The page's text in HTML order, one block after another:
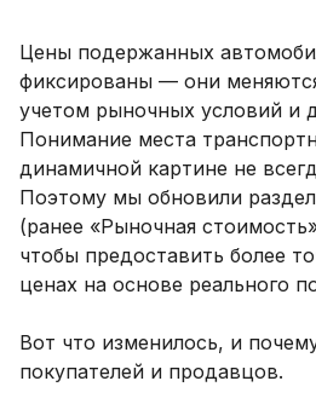
Цены подержанных
фиксированы — они
учетом рыночных условий и
Понимание места
динамичной картине не
Поэтому мы обновили
(ранее «Рыночная
чтобы предоставить более
ценах на основе реального
Вот что изменилось, и
покупателей и продавцов.